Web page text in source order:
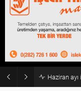
Haziran